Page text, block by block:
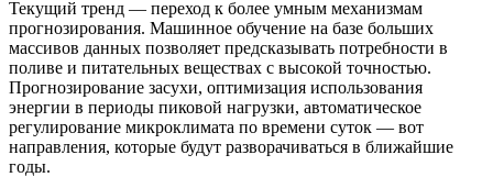
Текущий тренд — переход к более умным механизмам
прогнозирования. Машинное обучение на базе больших
массивов данных позволяет предсказывать потребности в
поливе и питательных веществах с высокой точностью.
Прогнозирование засухи, оптимизация использования
энергии в периоды пиковой нагрузки, автоматическое
регулирование микроклимата по времени суток — вот
направления, которые будут разворачиваться в ближайшие
годы.